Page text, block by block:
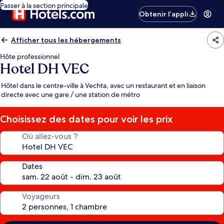
Passer à la section principale
Obtenir l’appli
Afficher tous les hébergements
Hôte professionnel
Hotel DH VEC
Hôtel dans le centre-ville à Vechta, avec un restaurant et en liaison
directe avec une gare / une station de métro
Choisissez des dates pour voir les prix
Où allez-vous ?
Dates
Voyageurs